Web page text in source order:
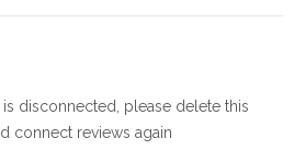
disconnected, please delete this
connect reviews again